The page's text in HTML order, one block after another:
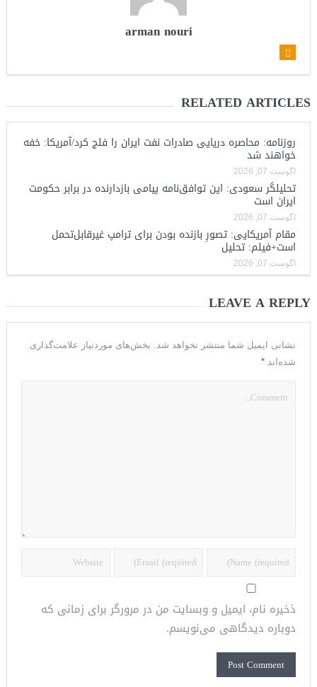
arman nouri
RELATED ARTICLES
روزنامه: محاصره دریایی صادرات نفت ایران را فلج کرد/آمریکا: خفه
خواهند شد
آگوست 07, 2026
تحلیلگر سعودی: این توافق‌نامه پیامی بازدارنده در برابر حکومت
ایران است
آگوست 07, 2026
مقام آمریکایی: تصورِ بازنده بودن برای ترامپ غیرقابل‌تحمل
است+فیلم: تحلیل
آگوست 07, 2026
LEAVE A REPLY
نشانی ایمیل شما منتشر نخواهد شد.
بخش‌های موردنیاز علامت‌گذاری
شده‌اند *
ذخیره نام، ایمیل و وبسایت من در مرورگر برای زمانی که
دوباره دیدگاهی می‌نویسم.